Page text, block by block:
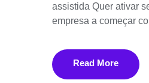
assistida Quer ativar
empresa a começar
Read More